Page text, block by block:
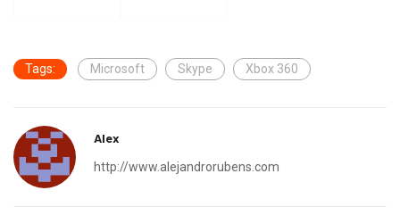
Tags: Microsoft Skype Xbox 360
Alex
http://www.alejandrorubens.com